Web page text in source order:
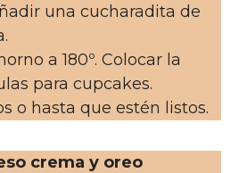
una cucharadita de
a 180º. Colocar la
para cupcakes.
o hasta que estén listos.
crema y oreo